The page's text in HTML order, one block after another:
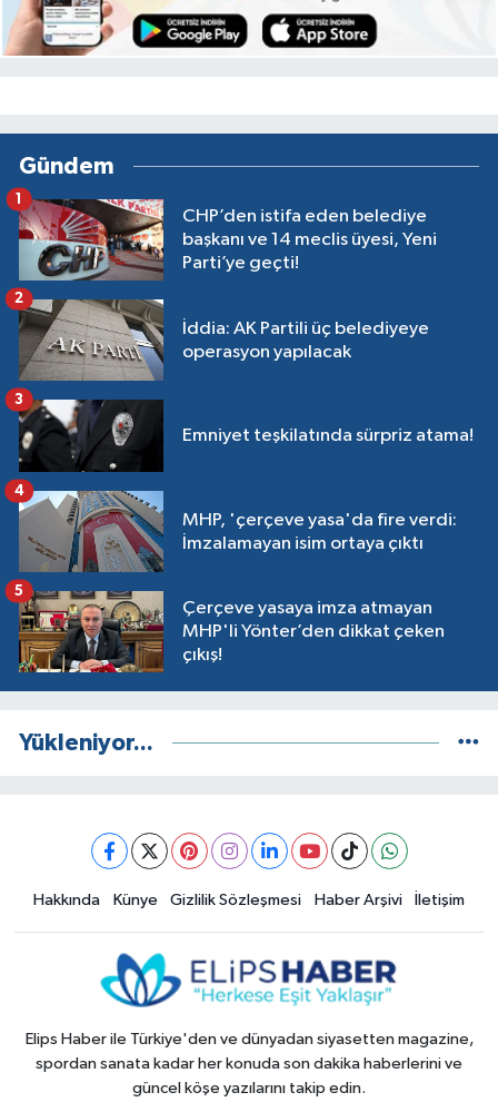
Gündem
CHP’den istifa eden belediye
başkanı ve 14 meclis üyesi, Yeni
Parti’ye geçti!
1
İddia: AK Partili üç belediyeye
operasyon yapılacak
2
Emniyet teşkilatında sürpriz atama!
3
MHP, 'çerçeve yasa'da fire verdi:
İmzalamayan isim ortaya çıktı
4
Çerçeve yasaya imza atmayan
MHP'li Yönter’den dikkat çeken
çıkış!
5
Yükleniyor...
Hakkında Künye Gizlilik Sözleşmesi Haber Arşivi İletişim
Elips Haber ile Türkiye'den ve dünyadan siyasetten magazine,
spordan sanata kadar her konuda son dakika haberlerini ve
güncel köşe yazılarını takip edin.